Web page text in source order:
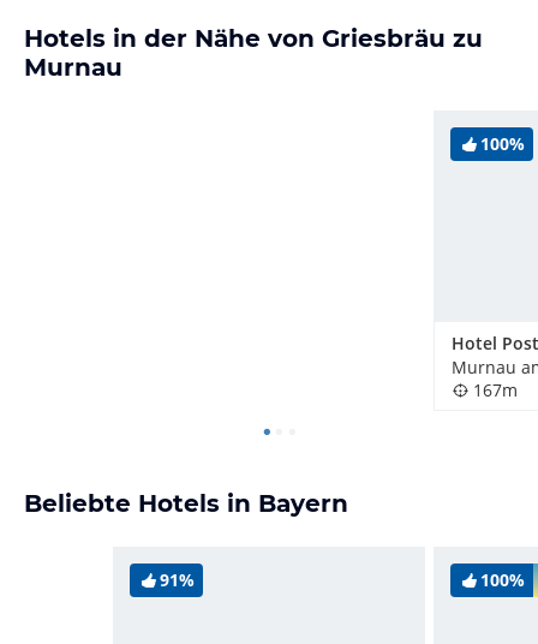
Hotels in der Nähe von Griesbräu zu
Murnau
100%
Hotel Post
167m
Beliebte Hotels in Bayern
91% 100%